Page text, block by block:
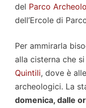
del Parco
dell’Ercole di
Per ammirarla
alla cisterna che
Quintili, dove è
archeologici. La
domenica, dalle